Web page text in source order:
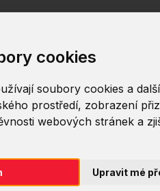
cookies
soubory cookies a
prostředí, zobrazení
webových stránek a
Upravit mé